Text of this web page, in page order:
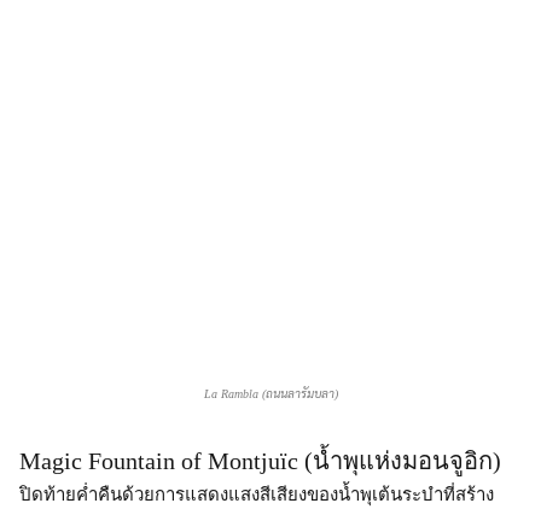
La Rambla (ถนนลารัมบลา)
Magic Fountain of Montjuïc (น้ำพุแห่งมอนจูอิก)
ปิดท้ายค่ำคืนด้วยการแสดงแสงสีเสียงของน้ำพุเต้นระบำที่สร้าง